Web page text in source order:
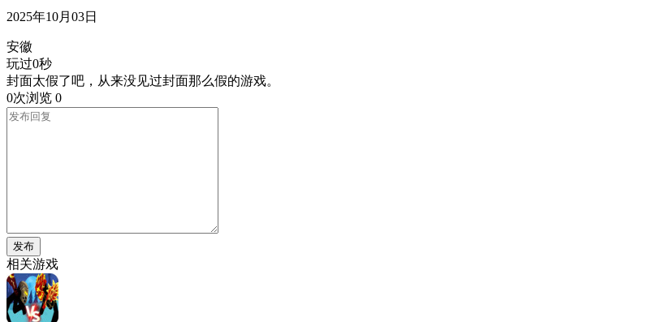
2025年10月03日
安徽
玩过0秒
封面太假了吧，从来没见过封面那么假的游戏。
0次浏览 0
发布
相关游戏